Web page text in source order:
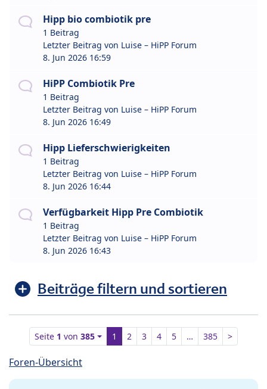
Hipp bio combiotik pre
1 Beitrag
Letzter Beitrag von Luise – HiPP Forum
8. Jun 2026 16:59
HiPP Combiotik Pre
1 Beitrag
Letzter Beitrag von Luise – HiPP Forum
8. Jun 2026 16:49
Hipp Lieferschwierigkeiten
1 Beitrag
Letzter Beitrag von Luise – HiPP Forum
8. Jun 2026 16:44
Verfügbarkeit Hipp Pre Combiotik
1 Beitrag
Letzter Beitrag von Luise – HiPP Forum
8. Jun 2026 16:43
Beiträge filtern und sortieren
Seite 1 von385 1 2 3 4 5 … 385 >
Foren-Übersicht